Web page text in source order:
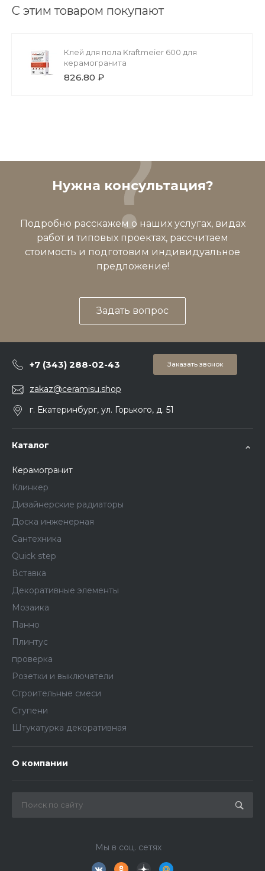
С этим товаром покупают
Клей для пола Kraftmeier 600 для
керамогранита
826.80 ₽
Нужна консультация?
Подробно расскажем о наших услугах, видах
работ и типовых проектах, рассчитаем
стоимость и подготовим индивидуальное
предложение!
Задать вопрос
+7 (343) 288-02-43 Заказать звонок
zakaz@ceramisu.shop
г. Екатеринбург, ул. Горького, д. 51
Каталог
Керамогранит
Клинкер
Дизайнерские радиаторы
Доска инженерная
Сантехника
Quick step
Вставка
Декоративные элементы
Мозаика
Панно
Плинтус
проверка
Розетки и выключатели
Строительные смеси
Ступени
Штукатурка декоративная
О компании
Мы в соц. сетях